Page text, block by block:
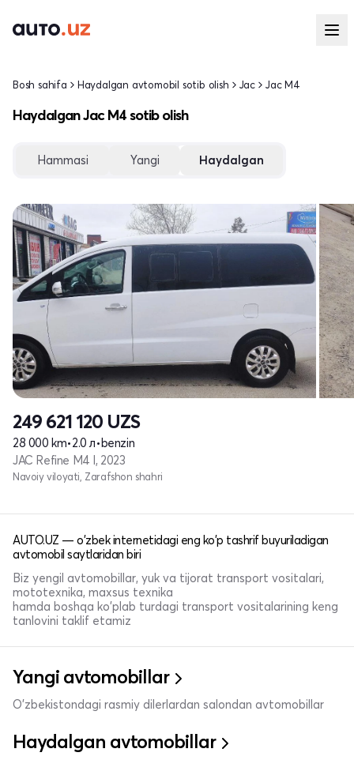
Bosh sahifa Haydalgan avtomobil sotib olish Jac Jac M4
Haydalgan Jac M4 sotib olish
Hammasi Yangi Haydalgan
249 621 120 UZS
28 000 km•2.0 л•benzin
JAC Refine M4 I, 2023
Navoiy viloyati, Zarafshon shahri
AUTO.UZ — o'zbek internetidagi eng ko'p tashrif buyuriladigan
avtomobil saytlaridan biri
Biz yengil avtomobillar, yuk va tijorat transport vositalari,
mototexnika, maxsus texnika
hamda boshqa ko'plab turdagi transport vositalarining keng
tanlovini taklif etamiz
Yangi avtomobillar
O'zbekistondagi rasmiy dilerlardan salondan avtomobillar
Haydalgan avtomobillar